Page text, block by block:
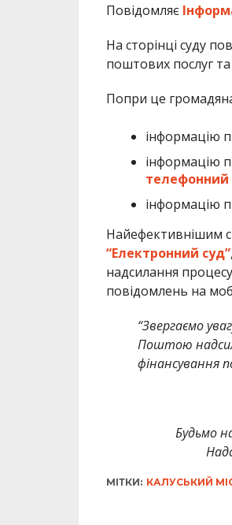
Повідомляє
На сторінці суду
поштових послуг
Попри це
інформацію
інформацію
телефонний
інформацію
Найефективнішим
“Електронний суд”
надсилання
повідомлень на
“Звергаємо
Поштою
фінансування
Будьмо
МІТКИ: КАЛУСЬКИЙ